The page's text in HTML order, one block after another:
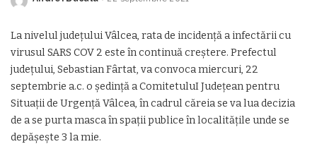
La nivelul județului Vâlcea, rata de incidență a infectării cu
virusul SARS COV 2 este în continuă creștere. Prefectul
județului, Sebastian Fârtat, va convoca miercuri, 22
septembrie a.c. o ședință a ComitetuluI Județean pentru
Situații de Urgență Vâlcea, în cadrul căreia se va lua decizia
de a se purta masca în spații publice în localitățile unde se
depășește 3 la mie.